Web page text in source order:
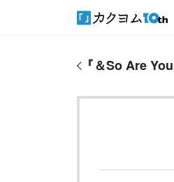
『＆So Are You